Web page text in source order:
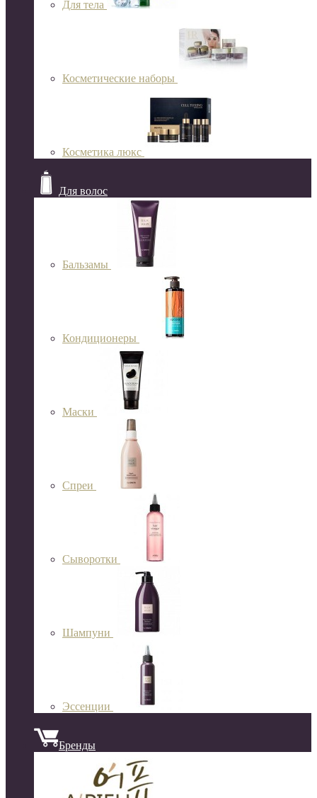
Для тела
Косметические наборы
Косметика люкс
Для волос
Бальзамы
Кондиционеры
Маски
Спреи
Сыворотки
Шампуни
Эссенции
Бренды